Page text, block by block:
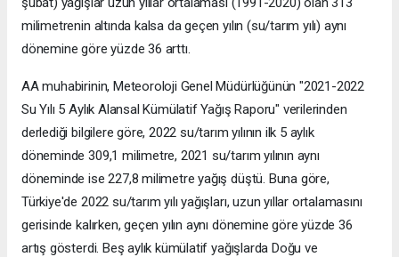
milimetrenin altında kalsa da geçen yılın (su/tarım yılı) aynı
dönemine göre yüzde 36 arttı.
AA muhabirinin, Meteoroloji Genel Müdürlüğünün "2021-2022
Su Yılı 5 Aylık Alansal Kümülatif Yağış Raporu" verilerinden
derlediği bilgilere göre, 2022 su/tarım yılının ilk 5 aylık
döneminde 309,1 milimetre, 2021 su/tarım yılının aynı
döneminde ise 227,8 milimetre yağış düştü. Buna göre,
Türkiye'de 2022 su/tarım yılı yağışları, uzun yıllar ortalamasını
gerisinde kalırken, geçen yılın aynı dönemine göre yüzde 36
artış gösterdi. Beş aylık kümülatif yağışlarda Doğu ve